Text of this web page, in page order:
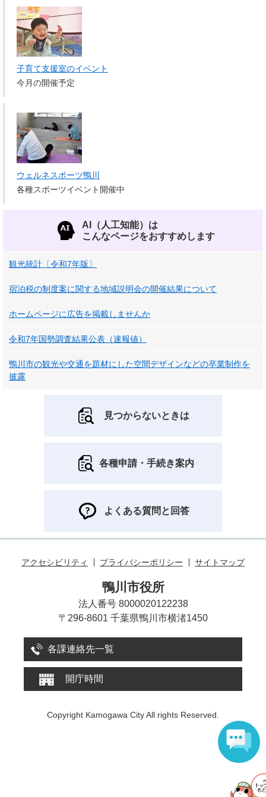
子育て支援室のイベント
今月の開催予定
ウェルネスポーツ鴨川
各種スポーツイベント開催中
AI（人工知能）は
こんなページをおすすめします
観光統計〔令和7年版〕
宿泊税の制度案に関する地域説明会の開催結果について
ホームページに広告を掲載しませんか
令和7年国勢調査結果公表（速報値）
鴨川市の観光や交通を題材にした空間デザインなどの卒業制作を
披露
見つからないときは
各種申請・手続き案内
よくある質問と回答
アクセシビリティ プライバシーポリシー サイトマップ
鴨川市役所
法人番号 8000020122238
〒296-8601 千葉県鴨川市横渚1450
各課連絡先一覧
開庁時間
Copyright Kamogawa City All rights Reserved.